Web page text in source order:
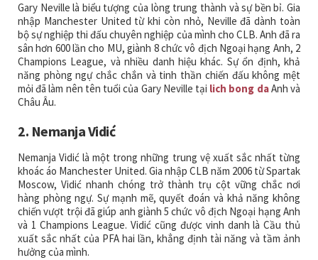
Gary Neville là biểu tượng của lòng trung thành và sự bền bỉ. Gia
nhập Manchester United từ khi còn nhỏ, Neville đã dành toàn
bộ sự nghiệp thi đấu chuyên nghiệp của mình cho CLB. Anh đã ra
sân hơn 600 lần cho MU, giành 8 chức vô địch Ngoại hạng Anh, 2
Champions League, và nhiều danh hiệu khác. Sự ổn định, khả
năng phòng ngự chắc chắn và tinh thần chiến đấu không mệt
mỏi đã làm nên tên tuổi của Gary Neville tại lich bong daAnh và
Châu Âu.
2. Nemanja Vidić
Nemanja Vidić là một trong những trung vệ xuất sắc nhất từng
khoác áo Manchester United. Gia nhập CLB năm 2006 từ Spartak
Moscow, Vidić nhanh chóng trở thành trụ cột vững chắc nơi
hàng phòng ngự. Sự mạnh mẽ, quyết đoán và khả năng không
chiến vượt trội đã giúp anh giành 5 chức vô địch Ngoại hạng Anh
và 1 Champions League. Vidić cũng được vinh danh là Cầu thủ
xuất sắc nhất của PFA hai lần, khẳng định tài năng và tầm ảnh
hưởng của mình.